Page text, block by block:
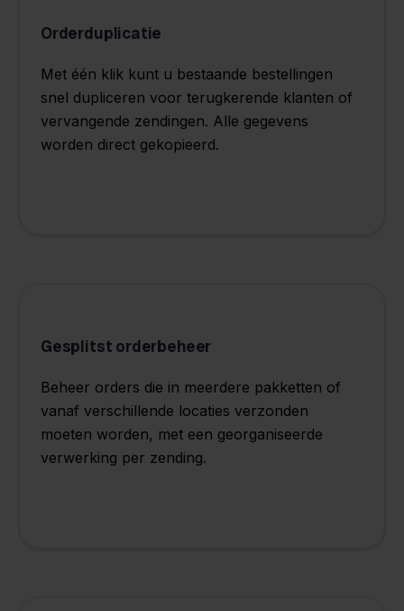
Orderduplicatie
Met één klik kunt u bestaande bestellingen
snel dupliceren voor terugkerende klanten of
vervangende zendingen. Alle gegevens
worden direct gekopieerd.
Gesplitst orderbeheer
Beheer orders die in meerdere pakketten of
vanaf verschillende locaties verzonden
moeten worden, met een georganiseerde
verwerking per zending.